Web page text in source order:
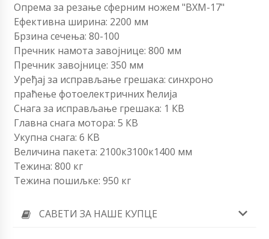
Опрема за резање сферним ножем "ВХМ-17"
Ефективна ширина: 2200 мм
Брзина сечења: 80-100
Пречник намота завојнице: 800 мм
Пречник завојнице: 350 мм
Уређај за исправљање грешака: синхроно
праћење фотоелектричних ћелија
Снага за исправљање грешака: 1 КВ
Главна снага мотора: 5 КВ
Укупна снага: 6 КВ
Величина пакета: 2100к3100к1400 мм
Тежина: 800 кг
Тежина пошиљке: 950 кг
САВЕТИ ЗА НАШЕ КУПЦЕ